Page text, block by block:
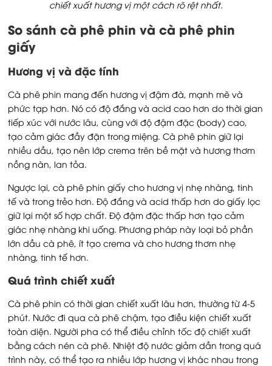
chiết xuất hương vị một cách rõ rệt nhất.
So sánh cà phê phin và cà phê phin
giấy
Hương vị và đặc tính
Cà phê phin mang đến hương vị đậm đà, mạnh mẽ và
phức tạp hơn. Nó có độ đắng và acid cao hơn do thời gian
tiếp xúc với nước lâu, cùng với độ đậm đặc (body) cao,
tạo cảm giác đầy đặn trong miệng. Cà phê phin giữ lại
nhiều dầu, tạo nên lớp crema trên bề mặt và hương thơm
nồng nàn, lan tỏa.
Ngược lại, cà phê phin giấy cho hương vị nhẹ nhàng, tinh
tế và trong trẻo hơn. Độ đắng và acid thấp hơn do giấy lọc
giữ lại một số hợp chất. Độ đậm đặc thấp hơn tạo cảm
giác nhẹ nhàng khi uống. Phương pháp này loại bỏ phần
lớn dầu cà phê, ít tạo crema và cho hương thơm nhẹ
nhàng, tinh tế hơn.
Quá trình chiết xuất
Cà phê phin có thời gian chiết xuất lâu hơn, thường từ 4-5
phút. Nước đi qua cà phê chậm, tạo điều kiện chiết xuất
toàn diện. Người pha có thể điều chỉnh tốc độ chiết xuất
bằng cách nén cà phê. Nhiệt độ nước giảm dần trong quá
trình này, có thể tạo ra nhiều lớp hương vị khác nhau trong